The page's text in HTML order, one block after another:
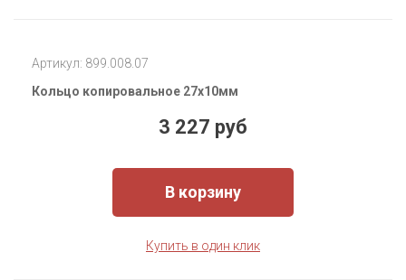
Артикул: 899.008.07
Кольцо копировальное 27x10мм
3 227 руб
В корзину
Купить в один клик